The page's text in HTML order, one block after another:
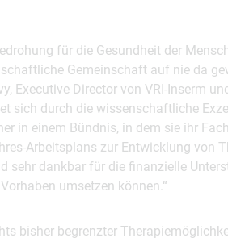
für die Gesundheit der
Gemeinschaft auf nie da
Executive Director von VRI-Inserm
sich durch die wissenschaftliche
in einem Bündnis, in dem sie ihr
Arbeitsplans zur Entwicklung von
sehr dankbar für die finanzielle
umsetzen können.“
bisher begrenzter